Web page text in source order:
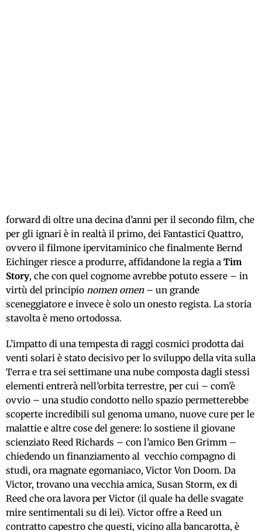
forward di oltre una decina d’anni per il secondo film, che
per gli ignari è in realtà il primo, dei Fantastici Quattro,
ovvero il filmone ipervitaminico che finalmente Bernd
Eichinger riesce a produrre, affidandone la regia a Tim
Story, che con quel cognome avrebbe potuto essere – in
virtù del principio nomen omen– un grande
sceneggiatore e invece è solo un onesto regista. La storia
stavolta è meno ortodossa.
L’impatto di una tempesta di raggi cosmici prodotta dai
venti solari è stato decisivo per lo sviluppo della vita sulla
Terra e tra sei settimane una nube composta dagli stessi
elementi entrerà nell’orbita terrestre, per cui – com’è
ovvio – una studio condotto nello spazio permetterebbe
scoperte incredibili sul genoma umano, nuove cure per le
malattie e altre cose del genere: lo sostiene il giovane
scienziato Reed Richards – con l’amico Ben Grimm –
chiedendo un finanziamento al vecchio compagno di
studi, ora magnate egomaniaco, Victor Von Doom. Da
Victor, trovano una vecchia amica, Susan Storm, ex di
Reed che ora lavora per Victor (il quale ha delle svagate
mire sentimentali su di lei). Victor offre a Reed un
contratto capestro che questi, vicino alla bancarotta, è